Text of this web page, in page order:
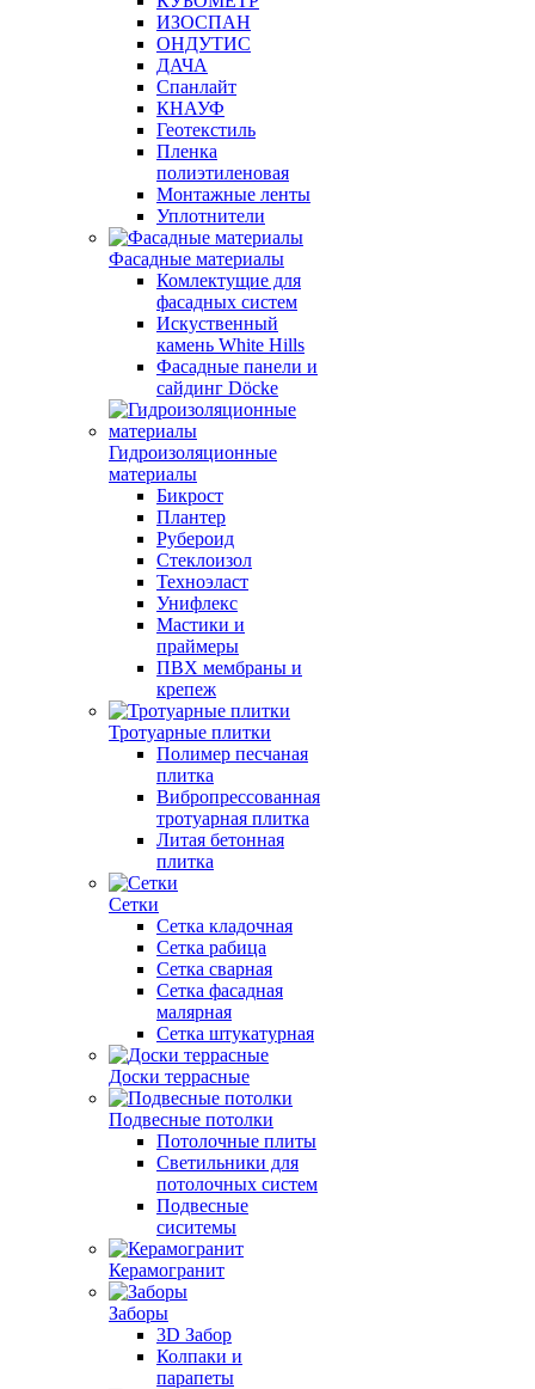
ИЗОСПАН
ОНДУТИС
ДАЧА
Спанлайт
КНАУФ
Геотекстиль
Пленка
полиэтиленовая
Монтажные ленты
Уплотнители
Фасадные материалы
Комлектущие для
фасадных систем
Искуственный
камень White Hills
Фасадные панели и
сайдинг Döcke
Гидроизоляционные
материалы
Бикрост
Плантер
Рубероид
Стеклоизол
Техноэласт
Унифлекс
Мастики и
праймеры
ПВХ мембраны и
крепеж
Тротуарные плитки
Полимер песчаная
плитка
Вибропрессованная
тротуарная плитка
Литая бетонная
плитка
Сетки
Сетка кладочная
Сетка рабица
Сетка сварная
Сетка фасадная
малярная
Сетка штукатурная
Доски террасные
Подвесные потолки
Потолочные плиты
Светильники для
потолочных систем
Подвесные
сиситемы
Керамогранит
Заборы
3D Забор
Колпаки и
парапеты